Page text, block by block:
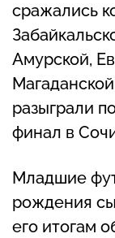
сражались
Амурской,
разыграли
финал в
Младшие
рождения
его итогам